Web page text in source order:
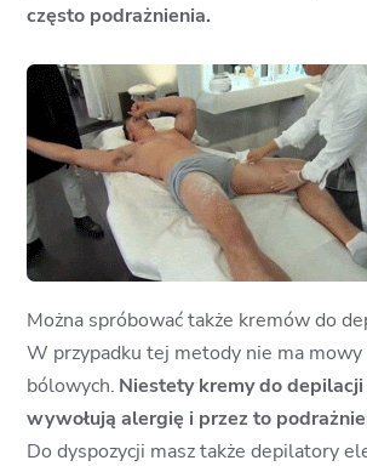
często podrażnienia.
Można spróbować także kremów do
W przypadku tej metody nie ma mowy
bólowych. Niestety kremy do
wywołują alergię i przez to
Do dyspozycji masz także depilatory